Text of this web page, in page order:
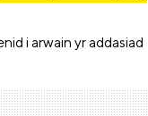
i arwain yr addasiad